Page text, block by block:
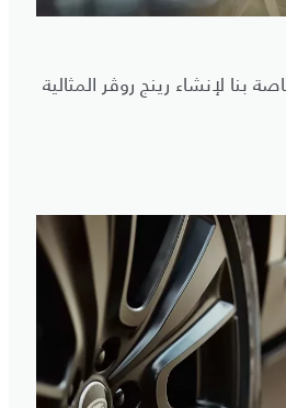
بنا لإنشاء رينج روڤر المثالية